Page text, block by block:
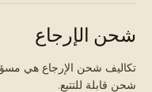
شحن الإرجاع
تكاليف شحن الإرجاع هي
شحن قابلة للتتبع.